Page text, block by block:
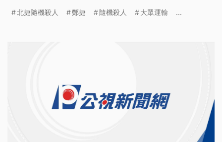
車廂瞬間變成人間煉獄。 到站後，鄭捷還在月台上
北捷隨機殺人 鄭捷 隨機殺人 大眾運輸 ...